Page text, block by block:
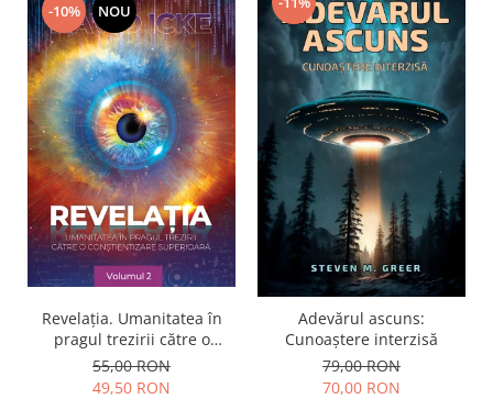
-10% NOU
Revelația. Umanitatea în
pragul trezirii către o
conştientizare superioară,
volumul 2
55,00 RON
49,50 RON
Adevărul ascuns:
Cunoaștere interzisă
79,00 RON
70,00 RON